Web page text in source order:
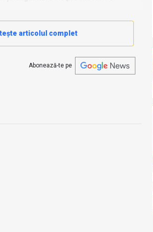
articolul complet
Abonează-te pe